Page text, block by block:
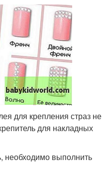
для крепления страз не
для накладных
необходимо выполнить